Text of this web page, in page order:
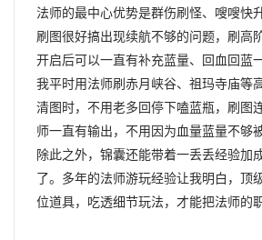
法师的最中心优势是群伤刷怪、嗖嗖快
刷图很好搞出现续航不够的问题，刷高
开启后可以一直有补充蓝量、回血回蓝
我平时用法师刷赤月峡谷、祖玛寺庙等
清图时，不用老多回停下嗑蓝瓶，刷图
师一直有输出，不用因为血量蓝量不够
除此之外，锦囊还能带着一丢丢经验加
了。多年的法师游玩经验让我明白，顶
位道具，吃透细节玩法，才能把法师的